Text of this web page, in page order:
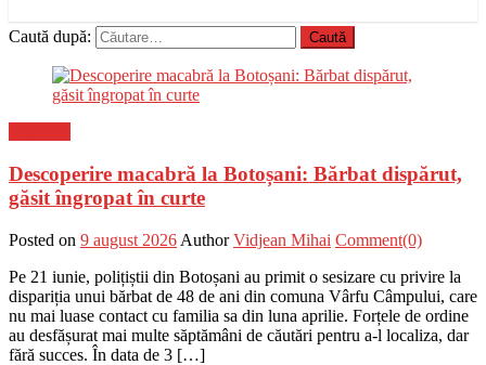
Caută după:
Descoperire macabră la Botoșani: Bărbat dispărut,
găsit îngropat în curte
Posted on 9 august 2026 Author Vidjean Mihai Comment(0)
Pe 21 iunie, polițiștii din Botoșani au primit o sesizare cu privire la
dispariția unui bărbat de 48 de ani din comuna Vârfu Câmpului, care
nu mai luase contact cu familia sa din luna aprilie. Forțele de ordine
au desfășurat mai multe săptămâni de căutări pentru a-l localiza, dar
fără succes. În data de 3 […]